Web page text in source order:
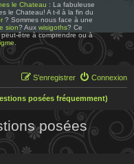
le Chateau : La fabuleuse
le Chateau! A t-il à la fin du
? Sommes nous face à une
sion? Aux wisigoths? Ce
être à comprendre ou à
Connexion
S’enregistrer
posées fréquemment)
posées